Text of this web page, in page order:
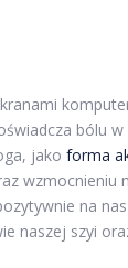
bólu
jako forma
wzmocnieniu
na
naszej szyi